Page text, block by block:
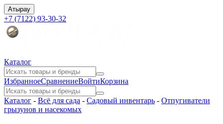
Атырау
+7 (7122) 93-30-32
Каталог
ИзбранноеСравнениеВойтиКорзина
Каталог - Всё для сада - Садовый инвентарь - Отпугиватели
грызунов и насекомых